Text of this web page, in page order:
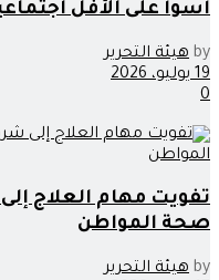
أسوأ على الأفل
by هيئة التحرير
19 يوليو، 2026
0
تفويت مهام العلاج
صحة المواطن
by هيئة التحرير